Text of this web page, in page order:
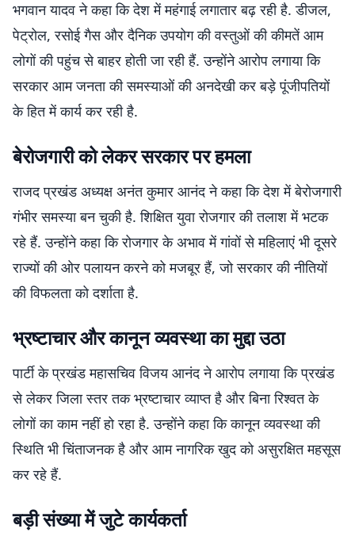
भगवान यादव ने कहा कि देश में महंगाई लगातार बढ़ रही है. डीजल,
पेट्रोल, रसोई गैस और दैनिक उपयोग की वस्तुओं की कीमतें आम
लोगों की पहुंच से बाहर होती जा रही हैं. उन्होंने आरोप लगाया कि
सरकार आम जनता की समस्याओं की अनदेखी कर बड़े पूंजीपतियों
के हित में कार्य कर रही है.
बेरोजगारी को लेकर सरकार पर हमला
राजद प्रखंड अध्यक्ष अनंत कुमार आनंद ने कहा कि देश में बेरोजगारी
गंभीर समस्या बन चुकी है. शिक्षित युवा रोजगार की तलाश में भटक
रहे हैं. उन्होंने कहा कि रोजगार के अभाव में गांवों से महिलाएं भी दूसरे
राज्यों की ओर पलायन करने को मजबूर हैं, जो सरकार की नीतियों
की विफलता को दर्शाता है.
भ्रष्टाचार और कानून व्यवस्था का मुद्दा उठा
पार्टी के प्रखंड महासचिव विजय आनंद ने आरोप लगाया कि प्रखंड
से लेकर जिला स्तर तक भ्रष्टाचार व्याप्त है और बिना रिश्वत के
लोगों का काम नहीं हो रहा है. उन्होंने कहा कि कानून व्यवस्था की
स्थिति भी चिंताजनक है और आम नागरिक खुद को असुरक्षित महसूस
कर रहे हैं.
बड़ी संख्या में जुटे कार्यकर्ता